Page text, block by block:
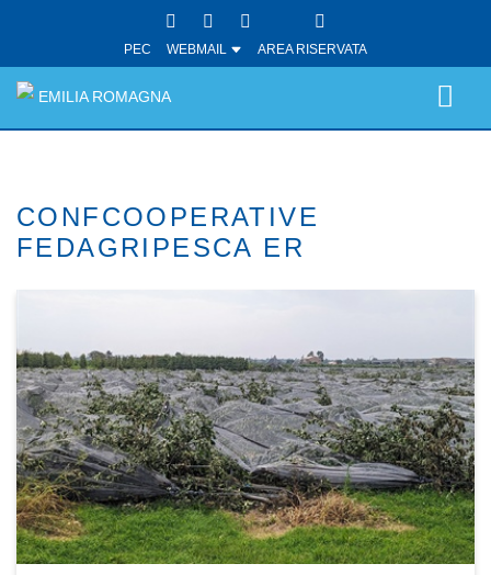
PEC WEBMAIL AREA RISERVATA
EMILIA ROMAGNA
CONFCOOPERATIVE
FEDAGRIPESCA ER